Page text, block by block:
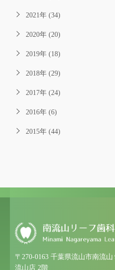
2021年 (34)
2020年 (20)
2019年 (18)
2018年 (29)
2017年 (24)
2016年 (6)
2015年 (44)
〒270-0163 千葉県流山市南流
流山店 2階